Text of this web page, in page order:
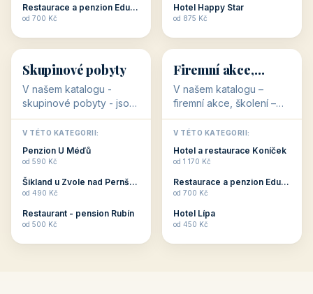
Restaurace a penzion Eduard
od 700 Kč
Hotel Happy Star
od 875 Kč
👥
👥
32 objektů
Skupinové pobyty
V našem katalogu -
skupinové pobyty - jsou
pro Vás připraveny
objekty, které nabízí
ubytování skupin v
penzionech, hotelích a
Budete překva...
V TÉTO KATEGORII:
Penzion U Méďů
od 590 Kč
Šikland u Zvole nad Pernštejnem
od 490 Kč
Restaurant - pension Rubín
od 500 Kč
💼
💼
31 objektů
Firemní akce,
školení
V našem katalogu –
firemní akce, školení –
jsou pro Vás připraveny
objekty, které mají
zkušenosti pořádat i
menší firemní akce a
ob...
V TÉTO KATEGORII:
Hotel a restaurace Koníček
od 1 170 Kč
Restaurace a penzion Eduard
od 700 Kč
Hotel Lípa
od 450 Kč